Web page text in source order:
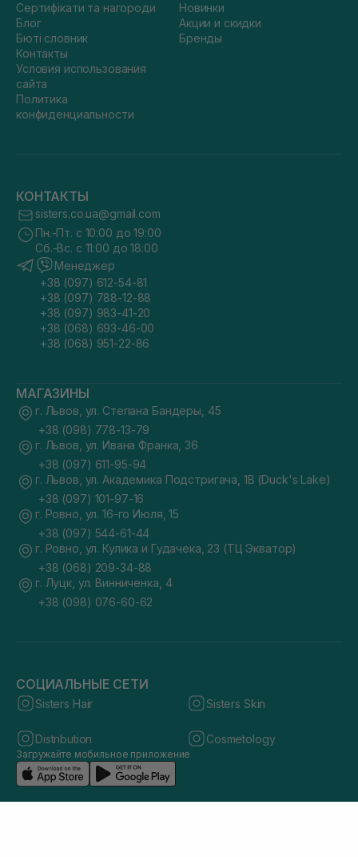
Сертифікати та нагороди
Блог
Бюті словник
Контакты
Условия использования
сайта
Политика
конфиденциальности
Новинки
Акции и скидки
Бренды
КОНТАКТЫ
sisters.co.ua@gmail.com
Пн.-Пт. с 10:00 до 19:00
Сб.-Вс. с 11:00 до 18:00
Менеджер
+38 (097) 612-54-81
+38 (097) 788-12-88
+38 (097) 983-41-20
+38 (068) 693-46-00
+38 (068) 951-22-86
МАГАЗИНЫ
г. Львов, ул. Степана Бандеры, 45
+38 (098) 778-13-79
г. Львов, ул. Ивана Франка, 36
+38 (097) 611-95-94
г. Львов, ул. Академика Подстригача, 1В (Duck's Lake)
+38 (097) 101-97-16
г. Ровно, ул. 16-го Июля, 15
+38 (097) 544-61-44
г. Ровно, ул. Кулика и Гудачека, 23 (ТЦ Экватор)
+38 (068) 209-34-88
г. Луцк, ул. Винниченка, 4
+38 (098) 076-60-62
СОЦИАЛЬНЫЕ СЕТИ
Sisters Hair Sisters Skin
Distribution Cosmetology
Загружайте мобильное приложение